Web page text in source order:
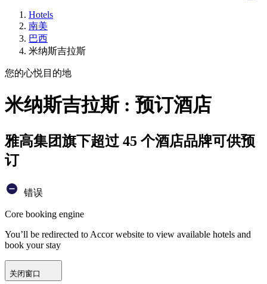
Hotels
南美
巴西
米纳斯吉拉斯
您的心悦目的地
米纳斯吉拉斯 : 预订酒店
雅高集团旗下超过 45 个酒店品牌可供预
订
错误
Core booking engine
You’ll be redirected to Accor website to view available hotels and
book your stay
关闭窗口